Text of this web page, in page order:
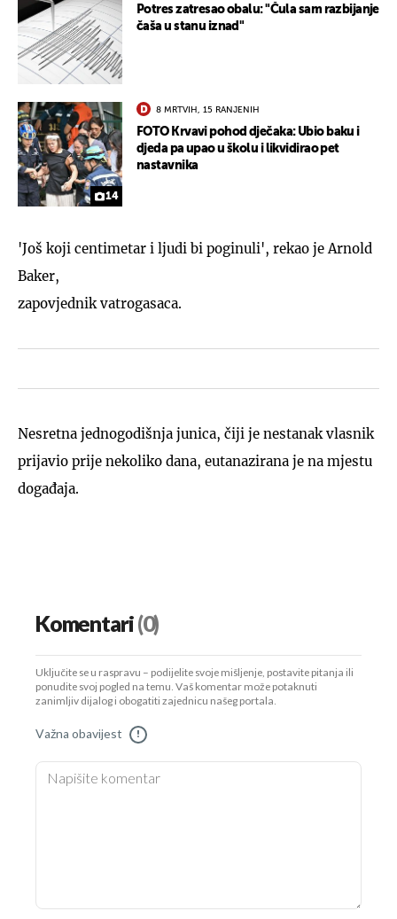
Potres zatresao obalu: "Čula sam razbijanje
čaša u stanu iznad"
14
8 MRTVIH, 15 RANJENIH
FOTO Krvavi pohod dječaka: Ubio baku i
djeda pa upao u školu i likvidirao pet
nastavnika
'Još koji centimetar i ljudi bi poginuli', rekao je Arnold
Baker,
zapovjednik vatrogasaca.
Nesretna jednogodišnja junica, čiji je nestanak vlasnik
prijavio prije nekoliko dana, eutanazirana je na mjestu
događaja.
Komentari(0)
Uključite se u raspravu – podijelite svoje mišljenje, postavite pitanja ili
ponudite svoj pogled na temu. Vaš komentar može potaknuti
zanimljiv dijalog i obogatiti zajednicu našeg portala.
Važna obavijest !